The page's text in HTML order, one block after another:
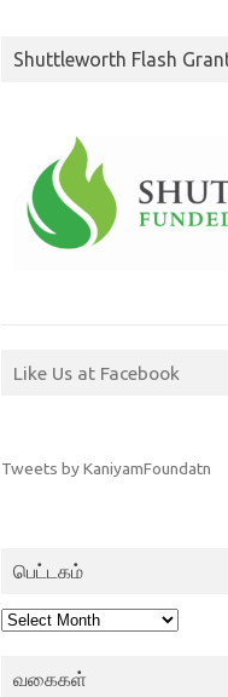
Shuttleworth Flash
Like Us at Facebook
Tweets by KaniyamFoundatn
பெட்டகம்
பெட்டகம்
வகைகள்